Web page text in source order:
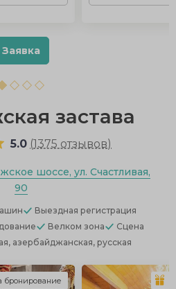
Заявка
застава
5.0 (1375 отзывов)
шоссе, ул. Счастливая,
90
Выездная регистрация
Велком зона
Сцена
азербайджанская, русская
бронирование